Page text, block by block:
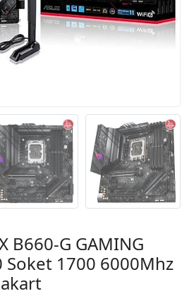
B660-G GAMING
Soket 1700 6000Mhz